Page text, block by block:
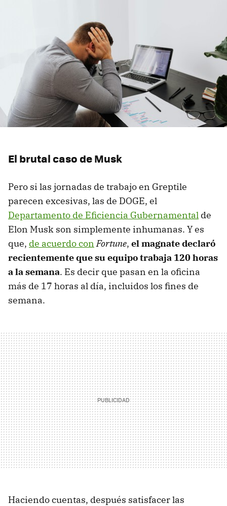
El brutal caso de Musk
Pero si las jornadas de trabajo en Greptile
parecen excesivas, las de DOGE, el
Departamento de Eficiencia Gubernamental de
Elon Musk son simplemente inhumanas. Y es
que, de acuerdo con Fortune, el magnate declaró
recientemente que su equipo trabaja 120 horas
a la semana. Es decir que pasan en la oficina
más de 17 horas al día, incluidos los fines de
semana.
Haciendo cuentas, después satisfacer las